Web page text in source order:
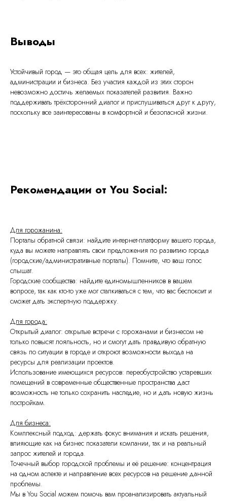
Выводы
Устойчивый город — это общая цель для всех: жителей,
администрации и бизнеса. Без участия каждой из этих сторон
невозможно достичь желаемых показателей развития. Важно
поддерживать трёхсторонний диалог и прислушиваться друг к другу,
поскольку все заинтересованы в комфортной и безопасной жизни.
Рекомендации от You Social:
Для горожанина:
Порталы обратной связи: найдите интернет-платформу вашего города,
куда вы можете направлять свои предложения по развитию города
(городские/административные порталы). Помните, что ваш голос
слышат.
Городские сообщества: найдите единомышленников в вашем
вопросе, так как кто-то уже мог сталкиваться с тем, что вас беспокоит и
сможет дать экспертную поддержку.
Для города:
Открытый диалог: открытые встречи с горожанами и бизнесом не
только повысят лояльность, но и смогут дать правдивую обратную
связь по ситуации в городе и откроют возможности выхода на
ресурсы для реализации проектов.
Использование имеющихся ресурсов: переобустройство устаревших
помещений в современные общественные пространства даст
возможность не только сохранить наследие, но и дать новую жизнь
постройкам.
Для бизнеса:
Комплексный подход: держать фокус внимания и искать решения,
влияющие как на бизнес показатели компании, так и на реальный
запрос жителей и города.
Точечный выбор городской проблемы и её решение: концентрация
на одном аспекте и направление всех ресурсов на решение данной
проблемы.
Мы в You Social можем помочь вам проанализировать актуальный